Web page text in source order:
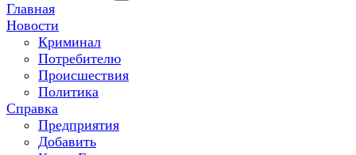
Главная
Новости
Криминал
Потребителю
Происшествия
Политика
Справка
Предприятия
Добавить